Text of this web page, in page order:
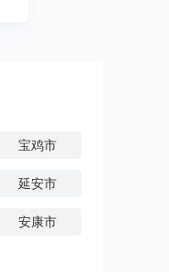
宝鸡市
延安市
安康市